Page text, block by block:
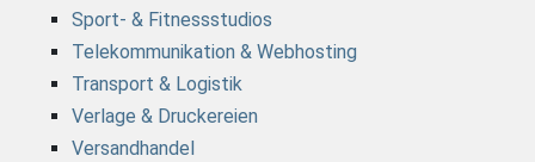
Sport- & Fitnessstudios
Telekommunikation & Webhosting
Transport & Logistik
Verlage & Druckereien
Versandhandel